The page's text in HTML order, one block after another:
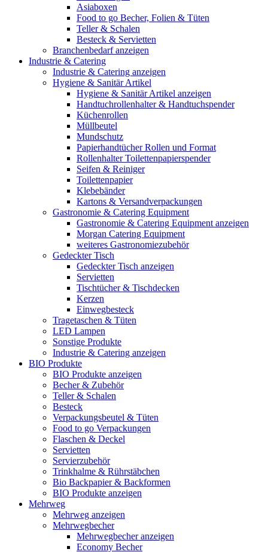
Asiaboxen
Food to go Becher, Folien & Tüten
Teller & Schalen
Besteck & Servietten
Branchenbedarf anzeigen
Industrie & Catering
Industrie & Catering anzeigen
Hygiene & Sanitär Artikel
Hygiene & Sanitär Artikel anzeigen
Handtuchrollenhalter & Handtuchspender
Küchenrollen
Müllbeutel
Mundschutz
Papierhandtücher Rollen und Format
Rollenhalter Toilettenpapierspender
Seifen & Reiniger
Toilettenpapier
Klebebänder
Kartons & Versandverpackungen
Gastronomie & Catering Equipment
Gastronomie & Catering Equipment anzeigen
Morgan Catering Equipment
weiteres Gastronomiezubehör
Gedeckter Tisch
Gedeckter Tisch anzeigen
Servietten
Tischtücher & Tischdecken
Kerzen
Einwegbesteck
Tragetaschen & Tüten
LED Lampen
Sonstige Produkte
Industrie & Catering anzeigen
BIO Produkte
BIO Produkte anzeigen
Becher & Zubehör
Teller & Schalen
Besteck
Verpackungsbeutel & Tüten
Food to go Verpackungen
Flaschen & Deckel
Servietten
Servierzubehör
Trinkhalme & Rührstäbchen
Bio Backpapier & Backformen
BIO Produkte anzeigen
Mehrweg
Mehrweg anzeigen
Mehrwegbecher
Mehrwegbecher anzeigen
Economy Becher